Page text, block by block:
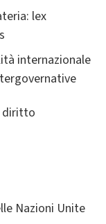
lex
internazionale
diritto
Nazioni Unite